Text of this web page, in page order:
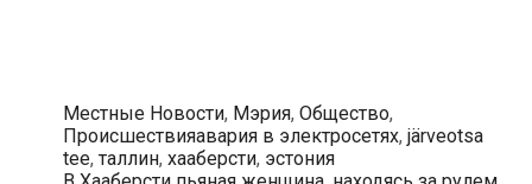
Рубрики
Местные Новости, Мэрия, Общество,
ПроисшествияТеги
авария в электросетях, järveotsa
tee, таллин, хааберсти, эстония